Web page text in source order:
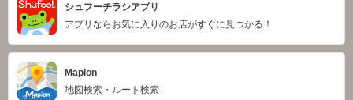
シュフーチラシアプリ
アプリならお気に入りのお店がすぐに見つかる！
Mapion
地図検索・ルート検索